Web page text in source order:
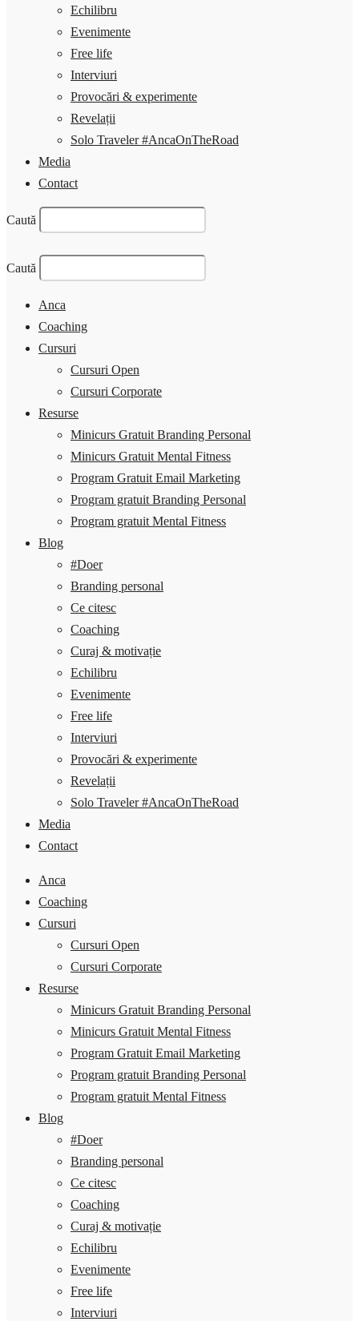
Echilibru
Evenimente
Free life
Interviuri
Provocări & experimente
Revelații
Solo Traveler #AncaOnTheRoad
Media
Contact
Caută
Caută
Anca
Coaching
Cursuri
Cursuri Open
Cursuri Corporate
Resurse
Minicurs Gratuit Branding Personal
Minicurs Gratuit Mental Fitness
Program Gratuit Email Marketing
Program gratuit Branding Personal
Program gratuit Mental Fitness
Blog
#Doer
Branding personal
Ce citesc
Coaching
Curaj & motivație
Echilibru
Evenimente
Free life
Interviuri
Provocări & experimente
Revelații
Solo Traveler #AncaOnTheRoad
Media
Contact
Anca
Coaching
Cursuri
Cursuri Open
Cursuri Corporate
Resurse
Minicurs Gratuit Branding Personal
Minicurs Gratuit Mental Fitness
Program Gratuit Email Marketing
Program gratuit Branding Personal
Program gratuit Mental Fitness
Blog
#Doer
Branding personal
Ce citesc
Coaching
Curaj & motivație
Echilibru
Evenimente
Free life
Interviuri